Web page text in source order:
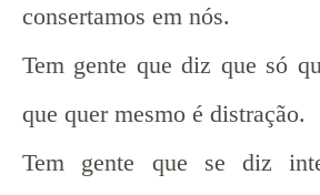
consertamos em nós.
Tem gente que diz que só
que quer mesmo é distração.
Tem gente que se diz